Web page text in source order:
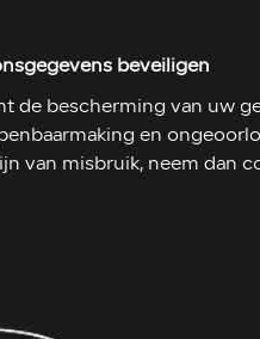
beveiligen
de bescherming van uw
en
van misbruik, neem dan